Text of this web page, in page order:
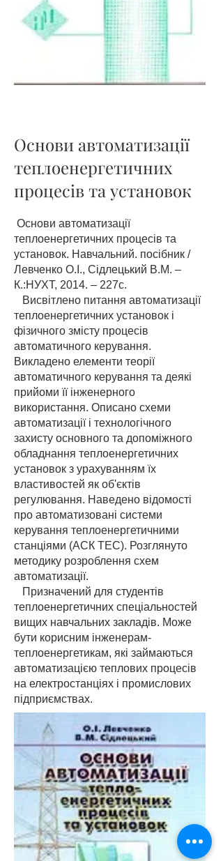
Основи автоматизації
теплоенергетичних
процесів та установок
Основи автоматизації
теплоенергетичних процесів та
установок. Навчальний. посібник /
Левченко О.І., Сідлецький В.М. –
К.:НУХТ, 2014. – 227с.
Висвітлено питання автоматизації
теплоенергетичних установок і
фізичного змісту процесів
автоматичного керування.
Викладено елементи теорії
автоматичного керування та деякі
прийоми її інженерного
використання. Описано схеми
автоматизації і технологічного
захисту основного та допоміжного
обладнання теплоенергетичних
установок з урахуванням їх
властивостей як об'єктів
регулювання. Наведено відомості
про автоматизовані системи
керування теплоенергетичними
станціями (АСК ТЕС). Розглянуто
методику розроблення схем
автоматизації.
Призначений для студентів
теплоенергетичних спеціальностей
вищих навчальних закладів. Може
бути корисним інженерам-
теплоенергетикам, які займаються
автоматизацією теплових процесів
на електростанціях і промислових
підприємствах.